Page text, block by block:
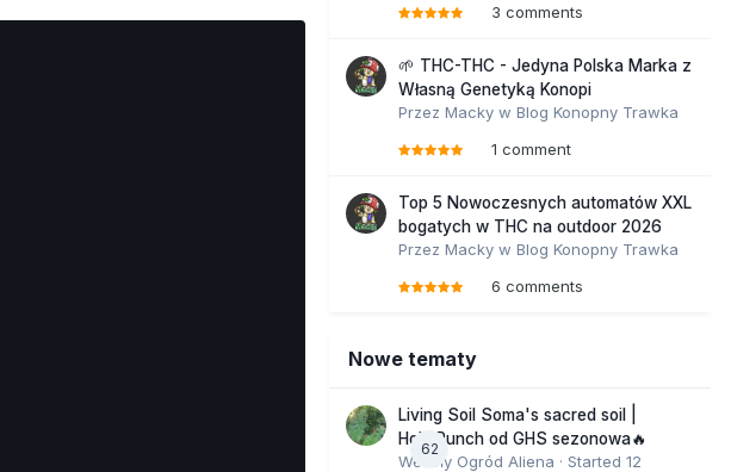
3 comments
🌱 THC-THC - Jedyna Polska Marka z
Własną Genetyką Konopi
Przez Macky w Blog Konopny Trawka
1 comment
Top 5 Nowoczesnych automatów XXL
bogatych w THC na outdoor 2026
Przez Macky w Blog Konopny Trawka
6 comments
Nowe tematy
62
Living Soil Soma's sacred soil |
Holy Punch od GHS sezonowa🔥
Wesoły Ogród Aliena · Started 12